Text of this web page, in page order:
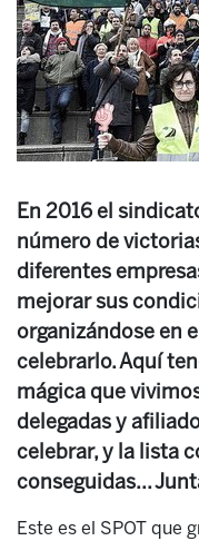
En 2016 el
número de
diferentes
mejorar sus
organizándose en
celebrarlo. Aquí
mágica que
delegadas y
celebrar, y la lista
conseguidas...
Este es el SPOT que